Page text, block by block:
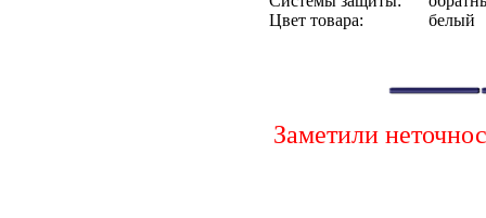
Цвет товара:
белый
Заметили